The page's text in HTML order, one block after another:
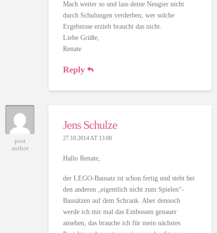
Mach weiter so und lass deine Neugier nicht
durch Schulungen verderben, wer solche
Ergebnisse erzielt braucht das nicht.
Liebe Grüße,
Renate
Reply
post
author
Jens Schulze
27.10.2014 AT 13:00
Hallo Renate,
der LEGO-Bausatz ist schon fertig und steht bei
den anderen „eigentlich nicht zum Spielen“-
Bausätzen auf dem Schrank. Aber dennoch
werde ich mir mal das Embossen genauer
ansehen, das brauche ich für mein nächstes